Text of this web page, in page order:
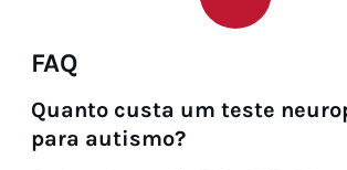
FAQ
Quanto custa um teste
para autismo?